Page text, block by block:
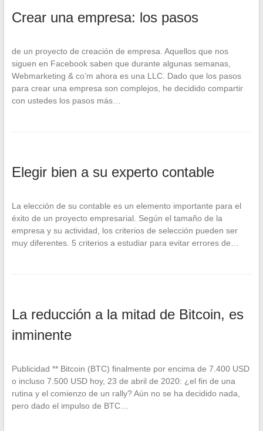
Crear una empresa: los pasos
de un proyecto de creación de empresa. Aquellos que nos
siguen en Facebook saben que durante algunas semanas,
Webmarketing & co’m ahora es una LLC. Dado que los pasos
para crear una empresa son complejos, he decidido compartir
con ustedes los pasos más…
Elegir bien a su experto contable
La elección de su contable es un elemento importante para el
éxito de un proyecto empresarial. Según el tamaño de la
empresa y su actividad, los criterios de selección pueden ser
muy diferentes. 5 criterios a estudiar para evitar errores de…
La reducción a la mitad de Bitcoin, es
inminente
Publicidad ** Bitcoin (BTC) finalmente por encima de 7.400 USD
o incluso 7.500 USD hoy, 23 de abril de 2020: ¿el fin de una
rutina y el comienzo de un rally? Aún no se ha decidido nada,
pero dado el impulso de BTC…